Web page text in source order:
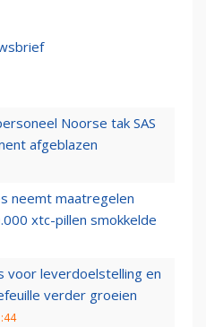
Noorse tak SAS
afgeblazen
neemt maatregelen
xtc-pillen smokkelde
voor leverdoelstelling en
verder groeien